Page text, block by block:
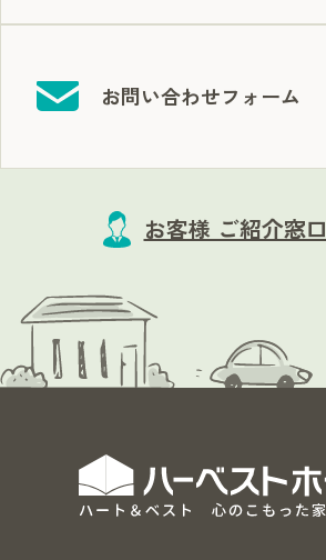
お問い合わせフォーム
お客様 ご紹介窓口